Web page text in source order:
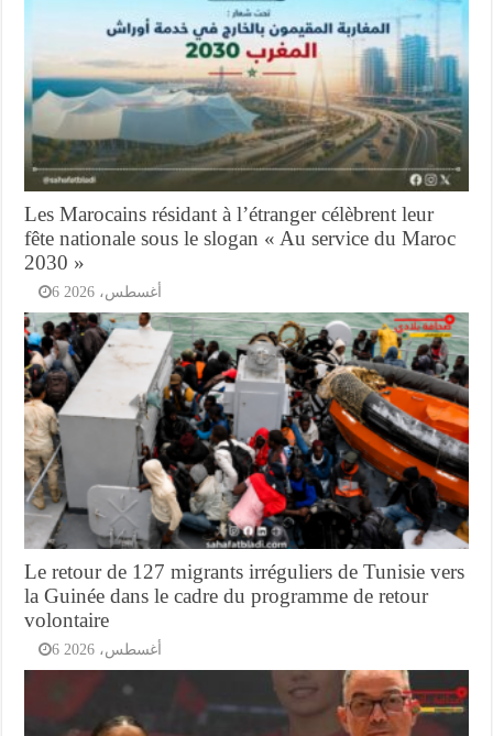
Les Marocains résidant à l’étranger célèbrent leur
fête nationale sous le slogan « Au service du Maroc
2030 »
6 أغسطس، 2026
Le retour de 127 migrants irréguliers de Tunisie vers
la Guinée dans le cadre du programme de retour
volontaire
6 أغسطس، 2026